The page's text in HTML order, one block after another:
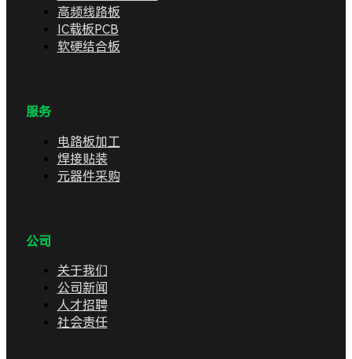
高频线路板
IC载板PCB
软硬结合板
服务
电路板加工
焊接贴装
元器件采购
公司
关于我们
公司新闻
人才招聘
社会责任